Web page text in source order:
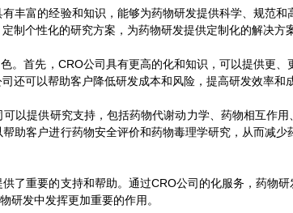
富的经验和知识，能够为药物研发提供科学、规范和
制个性化的研究方案，为药物研发提供定制化的解决方案
首先，CRO公司具有更高的化和知识，可以提供更、
还可以帮助客户降低研发成本和风险，提高研发效率和
提供研究支持，包括药物代谢动力学、药物相互作
助客户进行药物安全评价和药物毒理学研究，从而减
重要的支持和帮助。通过CRO公司的化服务，药物
研发中发挥更加重要的作用。